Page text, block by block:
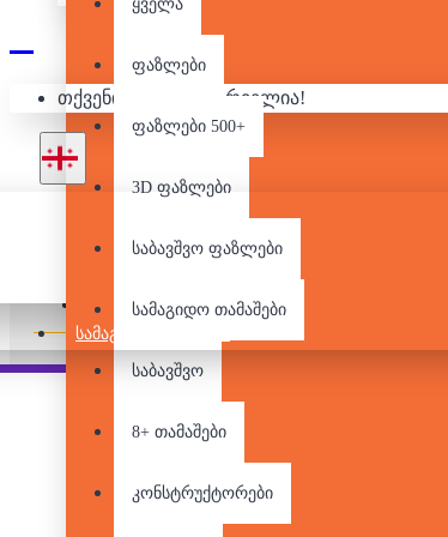
ᲡᲐᲛᲐᲒᲘᲓᲝ ᲗᲐᲛᲐᲨᲔᲑᲘ
ყველა
ფაზლები
ფაზლები 500+
3D ფაზლები
საბავშვო ფაზლები
სამაგიდო თამაშები
საბავშვო
8+ თამაშები
კონსტრუქტორები
თქვენი კალათა ცარიელია!
Pair it With People Also Bought